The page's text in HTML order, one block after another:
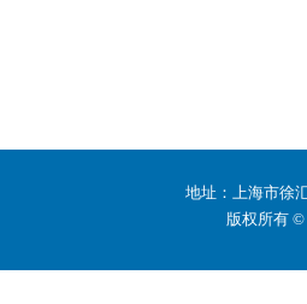
地址：上海市徐
版权所有 ©